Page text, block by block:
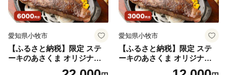
愛知県小牧市
【ふるさと納税】限定 ステ
ーキのあさくま オリジナル
お食事券 6000円 お好きなメ
愛知県小牧市
【ふるさと納税】限定 ステ
ーキのあさくま オリジナル
お食事券 3000円 お好きなメ